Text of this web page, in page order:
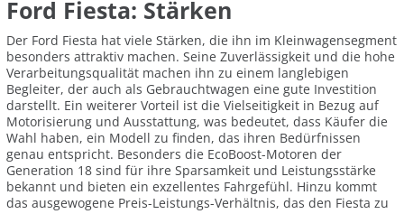
Ford Fiesta: Stärken
Der Ford Fiesta hat viele Stärken, die ihn im Kleinwagensegment
besonders attraktiv machen. Seine Zuverlässigkeit und die hohe
Verarbeitungsqualität machen ihn zu einem langlebigen
Begleiter, der auch als Gebrauchtwagen eine gute Investition
darstellt. Ein weiterer Vorteil ist die Vielseitigkeit in Bezug auf
Motorisierung und Ausstattung, was bedeutet, dass Käufer die
Wahl haben, ein Modell zu finden, das ihren Bedürfnissen
genau entspricht. Besonders die EcoBoost-Motoren der
Generation 18 sind für ihre Sparsamkeit und Leistungsstärke
bekannt und bieten ein exzellentes Fahrgefühl. Hinzu kommt
das ausgewogene Preis-Leistungs-Verhältnis, das den Fiesta zu